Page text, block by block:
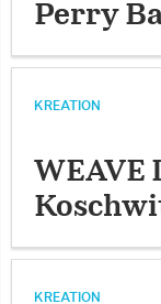
Perry
KREATION
KREATION